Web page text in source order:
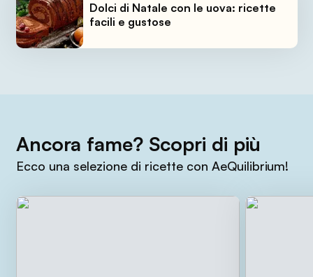
Dolci di Natale con le uova: ricette
facili e gustose
Ancora fame? Scopri di più
Ecco una selezione di ricette con AeQuilibrium!